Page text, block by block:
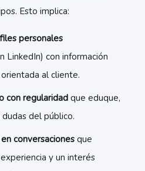
Esto implica:
personales
LinkedIn) con información
al cliente.
con regularidad que eduque,
del público.
conversaciones que
y un interés